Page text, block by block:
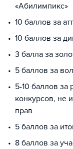
«Абилимпикс»
10 баллов за
10 баллов за
3 балла за
5 баллов за
5-10 баллов за
конкурсов, не
прав
5 баллов за
8 баллов за